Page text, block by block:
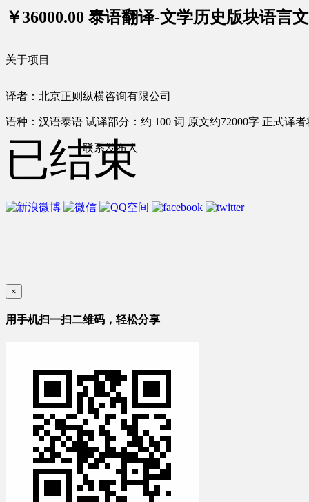
￥36000.00 泰语翻译-文学历史版块语言
关于项目
译者：北京正则纵横咨询有限公司
语种：汉语泰语 试译部分：约 100 词 原文约72000字 正式译者
联系发布人
已结束
×
用手机扫一扫二维码，轻松分享